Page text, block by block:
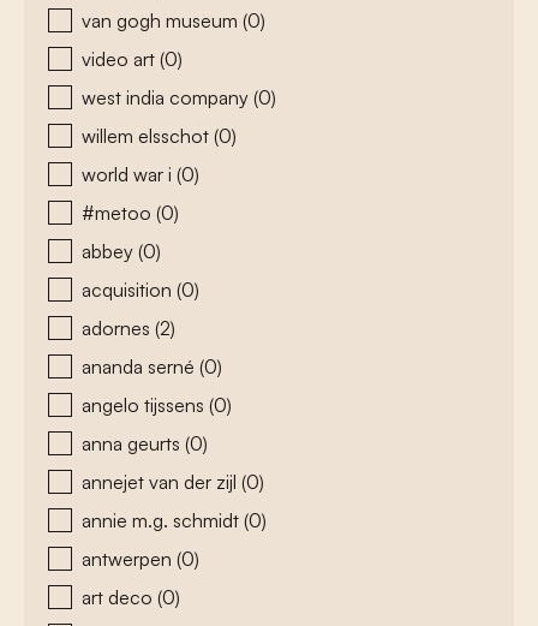
van gogh museum (0)
video art (0)
west india company (0)
willem elsschot (0)
world war i (0)
#metoo (0)
abbey (0)
acquisition (0)
adornes (2)
ananda serné (0)
angelo tijssens (0)
anna geurts (0)
annejet van der zijl (0)
annie m.g. schmidt (0)
antwerpen (0)
art deco (0)